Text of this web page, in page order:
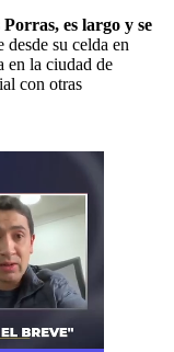
es largo y se
desde su celda en
en la ciudad de
con otras